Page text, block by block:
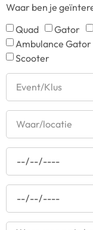
Waar ben je
Quad
Gator
Ambulance Gator
Scooter